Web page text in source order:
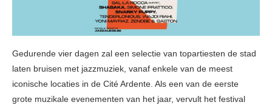
Gedurende vier dagen zal een selectie van topartiesten de stad
laten bruisen met jazzmuziek, vanaf enkele van de meest
iconische locaties in de Cité Ardente. Als een van de eerste
grote muzikale evenementen van het jaar, vervult het festival